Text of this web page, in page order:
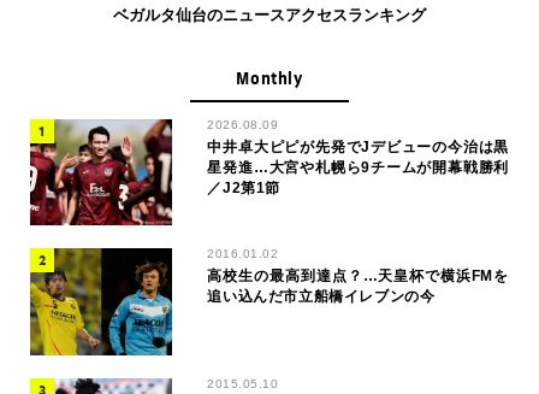
ベガルタ仙台のニュースアクセスランキング
Monthly
2026.08.09
中井卓大ピピが先発でJデビューの今治は黒
星発進…大宮や札幌ら9チームが開幕戦勝利
／J2第1節
2016.01.02
高校生の最高到達点？…天皇杯で横浜FMを
追い込んだ市立船橋イレブンの今
2015.05.10